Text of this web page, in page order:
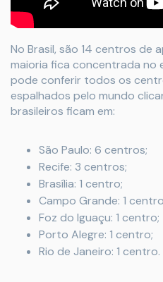
No Brasil, são 14 centros de
maioria fica concentrada no
pode conferir todos os
espalhados pelo mundo
brasileiros ficam em:
São Paulo: 6 centros;
Recife: 3 centros;
Brasília: 1 centro;
Campo Grande: 1
Foz do Iguaçu: 1 centro;
Porto Alegre: 1 centro;
Rio de Janeiro: 1 centro.